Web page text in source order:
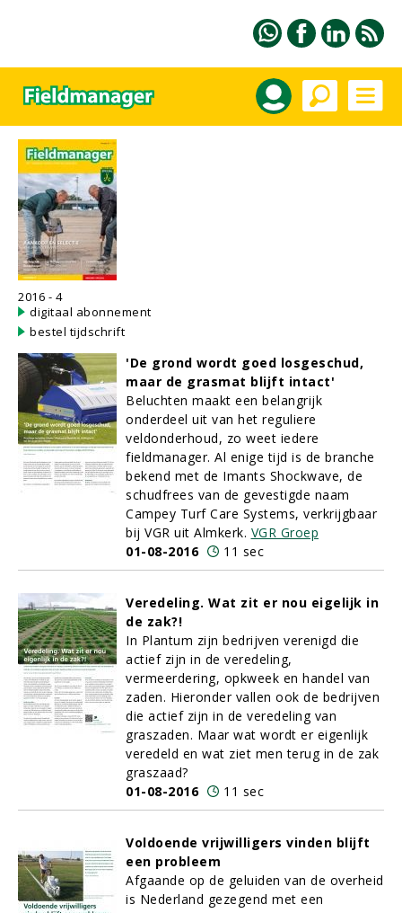
2016 - 4
digitaal abonnement
bestel tijdschrift
'De grond wordt goed losgeschud,
maar de grasmat blijft intact'
Beluchten maakt een belangrijk
onderdeel uit van het reguliere
veldonderhoud, zo weet iedere
fieldmanager. Al enige tijd is de branche
bekend met de Imants Shockwave, de
schudfrees van de gevestigde naam
Campey Turf Care Systems, verkrijgbaar
bij VGR uit Almkerk. VGR Groep
01-08-2016
11 sec
Veredeling. Wat zit er nou eigelijk in
de zak?!
In Plantum zijn bedrijven verenigd die
actief zijn in de veredeling,
vermeerdering, opkweek en handel van
zaden. Hieronder vallen ook de bedrijven
die actief zijn in de veredeling van
graszaden. Maar wat wordt er eigenlijk
veredeld en wat ziet men terug in de zak
graszaad?
01-08-2016
11 sec
Voldoende vrijwilligers vinden blijft
een probleem
Afgaande op de geluiden van de overheid
is Nederland gezegend met een